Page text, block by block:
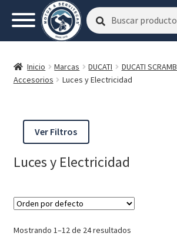
Buscar
por:
Buscar
Inicio Marcas DUCATI
DUCATI
Accesorios
Luces y Electricidad
Ver Filtros
Luces y Electricidad
Mostrando 1–12 de 24 resultados